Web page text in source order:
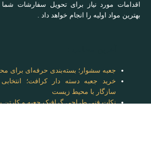
اقدامات مورد نیاز برای تحویل سفارشات
بهترین مواد اولیه را انجام خواهد داد .
جعبه سشوار؛ بسته‌بندی حرفه‌ای برای
خرید جعبه دسته دار کرافت؛
سازگار با محیط زیست
نکات فنی طراحی گرافیک جعبه و کارتن